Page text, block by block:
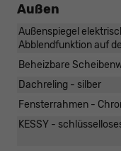
Außen
Außenspiegel
Abblendfunktion auf
Beheizbare
Dachreling - silber
Fensterrahmen -
KESSY -